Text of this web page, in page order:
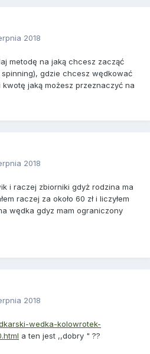
2018
metodę na jaką chcesz zacząć
gdzie chcesz wędkować
jaką możesz przeznaczyć na
2018
i raczej zbiorniki gdyż rodzina ma
raczej za około 60 zł i liczyłem
wędka gdyz mam ograniczony
2018
wedka-kolowrotek-
a ten jest ,,dobry " ??